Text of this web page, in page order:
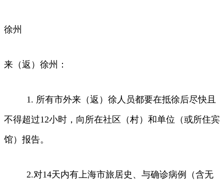
徐州
来（返）徐州：
1. 所有市外来（返）徐人员都要在抵徐后尽快且
不得超过12小时，向所在社区（村）和单位（或所住宾
馆）报告。
2.对14天内有上海市旅居史、与确诊病例（含无